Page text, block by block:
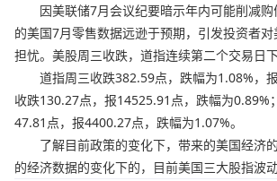
因美联储7月会议纪要暗示年内可能削减购
的美国7月零售数据远逊于预期，引发投资者
担忧。美股周三收跌，道指连续第二个交易日下
道指周三收跌382.59点，跌幅为1.08%，
收跌130.27点，报14525.91点，跌幅为0.89%
47.81点，报4400.27点，跌幅为1.07%。
了解目前政策的变化下，带来的美国经济
的经济数据的变化下的，目前美国三大股指波动